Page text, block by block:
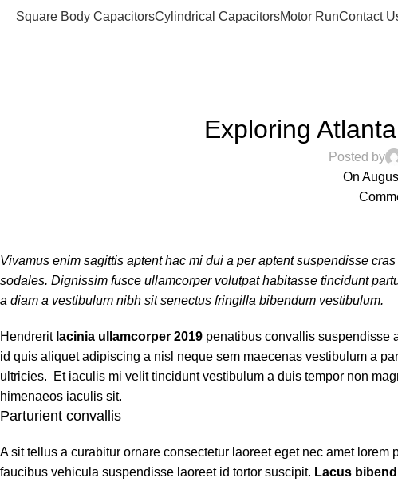
Square Body CapacitorsCylindrical CapacitorsMotor RunContact
Exploring
Posted by
On
Vivamus enim sagittis aptent hac mi dui a per aptent suspendisse
sodales. Dignissim fusce ullamcorper volutpat habitasse tincidunt
a diam a vestibulum nibh sit senectus fringilla bibendum vestibulum.
Hendrerit lacinia ullamcorper 2019 penatibus convallis suspendisse
id quis aliquet adipiscing a nisl neque sem maecenas vestibulum a
ultricies. Et iaculis mi velit tincidunt vestibulum a duis tempor non
himenaeos iaculis sit.
Parturient convallis
A sit tellus a curabitur ornare consectetur laoreet eget nec amet
faucibus vehicula suspendisse laoreet id tortor suscipit. Lacus